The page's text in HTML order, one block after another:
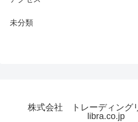
未分類
株式会社 トレーディング
libra.co.jp